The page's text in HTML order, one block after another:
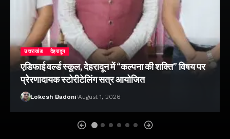
उत्तराखंड देहरादून
एडिफाई वर्ल्ड स्कूल, देहरादून में “कल्पना की शक्ति” विषय पर
प्रेरणादायक स्टोरीटेलिंग सत्र आयोजित
Lokesh Badoni August 1, 2026